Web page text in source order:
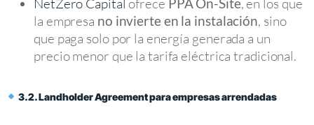
NetZero Capital ofrece PPA On-Site, en los que
la empresa no invierte en la instalación, sino
que paga solo por la energía generada a un
precio menor que la tarifa eléctrica tradicional.
3.2. Landholder Agreement para empresas arrendadas